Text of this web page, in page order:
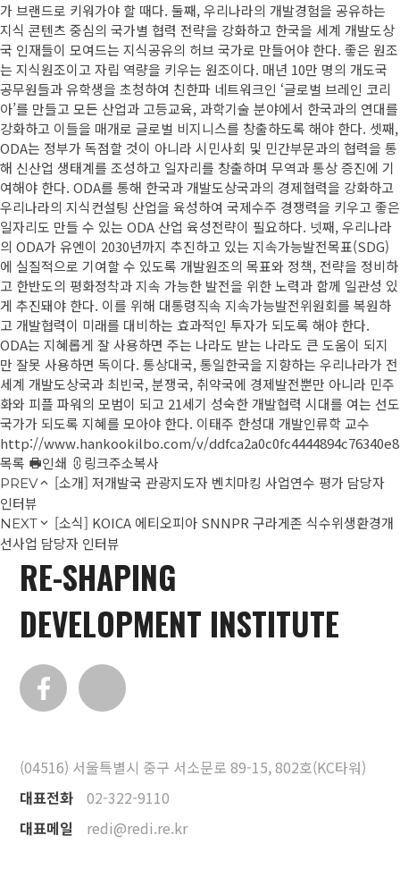
가 브랜드로 키워가야 할 때다. 둘째, 우리나라의 개발경험을 공유하는
지식 콘텐츠 중심의 국가별 협력 전략을 강화하고 한국을 세계 개발도상
국 인재들이 모여드는 지식공유의 허브 국가로 만들어야 한다. 좋은 원조
는 지식원조이고 자립 역량을 키우는 원조이다. 매년 10만 명의 개도국
공무원들과 유학생을 초청하여 친한파 네트워크인 ‘글로벌 브레인 코리
아’를 만들고 모든 산업과 고등교육, 과학기술 분야에서 한국과의 연대를
강화하고 이들을 매개로 글로벌 비지니스를 창출하도록 해야 한다. 셋째,
ODA는 정부가 독점할 것이 아니라 시민사회 및 민간부문과의 협력을 통
해 신산업 생태계를 조성하고 일자리를 창출하며 무역과 통상 증진에 기
여해야 한다. ODA를 통해 한국과 개발도상국과의 경제협력을 강화하고
우리나라의 지식컨설팅 산업을 육성하여 국제수주 경쟁력을 키우고 좋은
일자리도 만들 수 있는 ODA 산업 육성전략이 필요하다. 넷째, 우리나라
의 ODA가 유엔이 2030년까지 추진하고 있는 지속가능발전목표(SDG)
에 실질적으로 기여할 수 있도록 개발원조의 목표와 정책, 전략을 정비하
고 한반도의 평화정착과 지속 가능한 발전을 위한 노력과 함께 일관성 있
게 추진돼야 한다. 이를 위해 대통령직속 지속가능발전위원회를 복원하
고 개발협력이 미래를 대비하는 효과적인 투자가 되도록 해야 한다.
ODA는 지혜롭게 잘 사용하면 주는 나라도 받는 나라도 큰 도움이 되지
만 잘못 사용하면 독이다. 통상대국, 통일한국을 지향하는 우리나라가 전
세계 개발도상국과 최빈국, 분쟁국, 취약국에 경제발전뿐만 아니라 민주
화와 피플 파워의 모범이 되고 21세기 성숙한 개발협력 시대를 여는 선도
국가가 되도록 지혜를 모아야 한다. 이태주 한성대 개발인류학 교수
http://www.hankookilbo.com/v/
목록
인쇄 링크주소복사
PREV
[소개] 저개발국 관광지도자 벤치마킹 사업연수 평가 담당자
인터뷰
NEXT
[소식] KOICA 에티오피아 SNNPR 구라게존 식수위생환경개
선사업 담당자 인터뷰
RE-SHAPING
DEVELOPMENT INSTITUTE
(04516) 서울특별시 중구 서소문로 89-15, 802호(KC타워)
대표전화
02-322-9110
대표메일
redi@redi.re.kr